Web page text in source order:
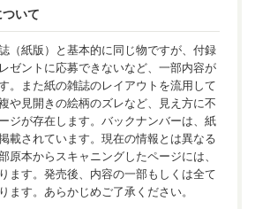
いて
（紙版）と基本的に同じ物ですが、付録
ゼントに応募できないなど、一部内容が
。また紙の雑誌のレイアウトを流用して
や見開きの絵柄のズレなど、見え方に不
ジが存在します。バックナンバーは、紙
載されています。現在の情報とは異なる
原本からスキャニングしたページには、
ます。発売後、内容の一部もしくは全て
ます。あらかじめご了承ください。